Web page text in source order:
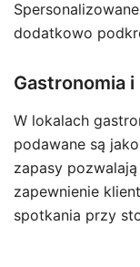
dodatkowo
Gastronomia
W lokalach
podawane są
zapasy
zapewnienie
spotkania przy